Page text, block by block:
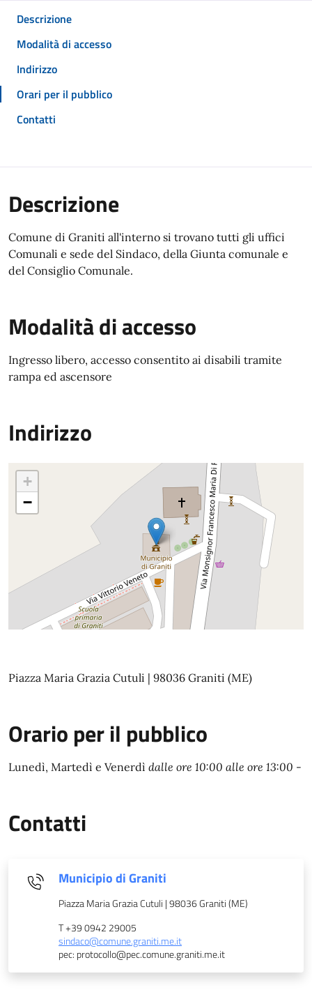
Descrizione
Modalità di accesso
Indirizzo
Orari per il pubblico
Contatti
Descrizione
Comune di Graniti all'interno si trovano tutti gli uffici
Comunali e sede del Sindaco, della Giunta comunale e
del Consiglio Comunale.
Modalità di accesso
Ingresso libero, accesso consentito ai disabili tramite
rampa ed ascensore
Indirizzo
+
−
Piazza Maria Grazia Cutuli | 98036 Graniti (ME)
Orario per il pubblico
Lunedì, Martedì e Venerdì dalle ore 10:00 alle ore 13:00 -
Contatti
Municipio di Graniti
Piazza Maria Grazia Cutuli | 98036 Graniti (ME)
T +39 0942 29005
sindaco@comune.graniti.me.it
pec: protocollo@pec.comune.graniti.me.it